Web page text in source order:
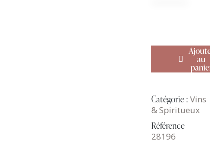
Ajouter
au
panier
Catégorie :Vins
& Spiritueux
Référence
28196